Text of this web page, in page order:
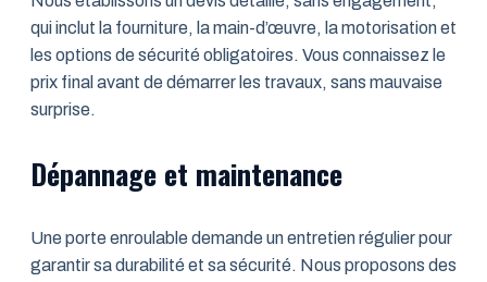
qui inclut la fourniture, la main-d’œuvre, la motorisation et
les options de sécurité obligatoires. Vous connaissez le
prix final avant de démarrer les travaux, sans mauvaise
surprise.
Dépannage et maintenance
Une porte enroulable demande un entretien régulier pour
garantir sa durabilité et sa sécurité. Nous proposons des